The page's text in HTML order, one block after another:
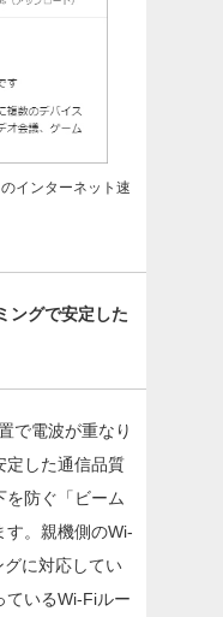
インターネット速
ングで安定した
で電波が重なり
定した通信品質
を防ぐ「ビーム
す。親機側のWi-
に対応してい
ているWi-Fiルー